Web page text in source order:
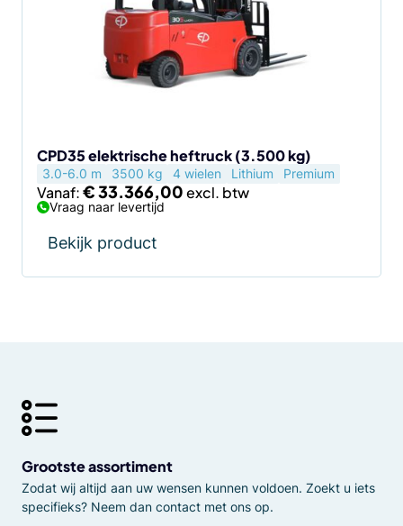
CPD35 elektrische heftruck (3.500 kg)
3.0-6.0 m 3500 kg 4 wielen Lithium Premium
Vanaf:€33.366,00
Vraag naar levertijd
Bekijk product
de
productpagina
Grootste assortiment
Zodat wij altijd aan uw wensen kunnen voldoen. Zoekt u iets
specifieks? Neem dan contact met ons op.